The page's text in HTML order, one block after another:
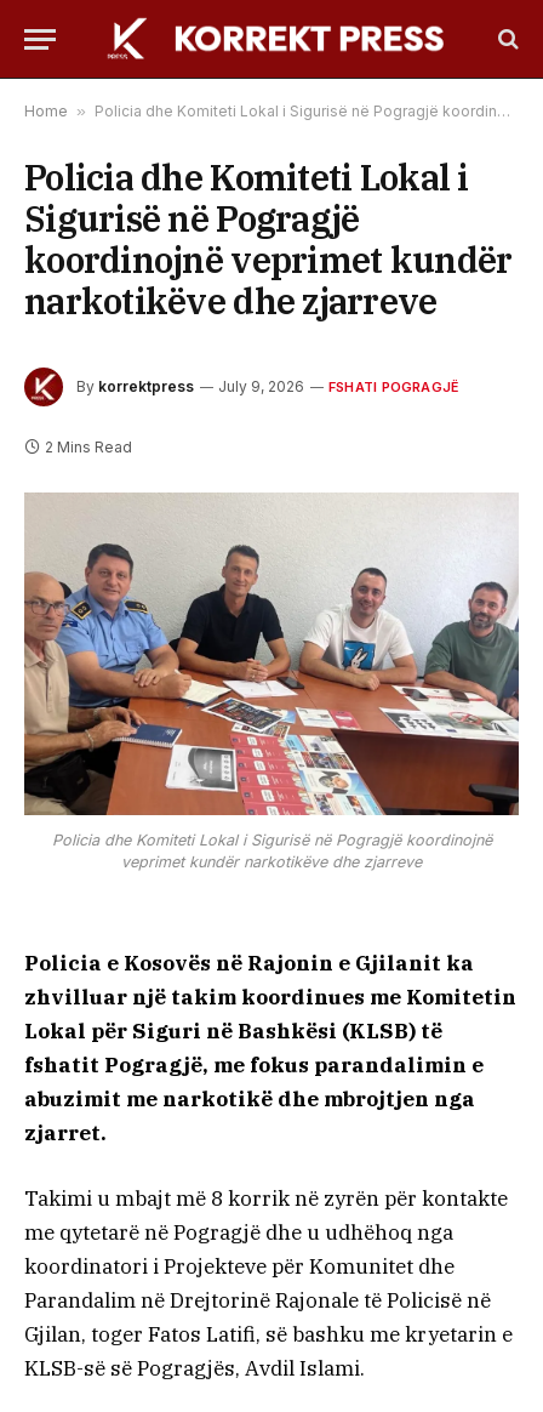
Home » Policia dhe Komiteti Lokal i Sigurisë në Pogragjë koordinojnë veprimet kundër narkotikëve dhe zjarreve
Policia dhe Komiteti Lokal i
Sigurisë në Pogragjë
koordinojnë veprimet kundër
narkotikëve dhe zjarreve
By korrektpress July 9, 2026 FSHATI POGRAGJË
2 Mins Read
Policia dhe Komiteti Lokal i Sigurisë në Pogragjë koordinojnë
veprimet kundër narkotikëve dhe zjarreve
Policia e Kosovës në Rajonin e Gjilanit ka
zhvilluar një takim koordinues me Komitetin
Lokal për Siguri në Bashkësi (KLSB) të
fshatit Pogragjë, me fokus parandalimin e
abuzimit me narkotikë dhe mbrojtjen nga
zjarret.
Takimi u mbajt më 8 korrik në zyrën për kontakte
me qytetarë në Pogragjë dhe u udhëhoq nga
koordinatori i Projekteve për Komunitet dhe
Parandalim në Drejtorinë Rajonale të Policisë në
Gjilan, toger Fatos Latifi, së bashku me kryetarin e
KLSB-së së Pogragjës, Avdil Islami.